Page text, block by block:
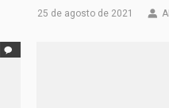
25 de agosto de 2021